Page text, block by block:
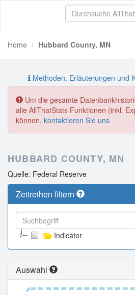
Home Hubbard County, MN
Methoden, Erläuterungen und
Um die gesamte
alle AllThatStats Funktionen (inkl.
können, kontaktieren Sie uns
HUBBARD COUNTY, MN
Quelle: Federal Reserve
Zeitreihen filtern
Indicator
Auswahl